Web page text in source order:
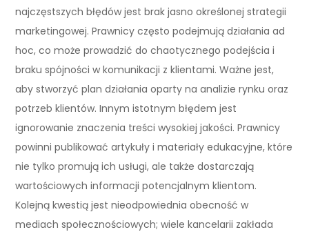
najczęstszych błędów jest brak jasno określonej strategii
marketingowej. Prawnicy często podejmują działania ad
hoc, co może prowadzić do chaotycznego podejścia i
braku spójności w komunikacji z klientami. Ważne jest,
aby stworzyć plan działania oparty na analizie rynku oraz
potrzeb klientów. Innym istotnym błędem jest
ignorowanie znaczenia treści wysokiej jakości. Prawnicy
powinni publikować artykuły i materiały edukacyjne, które
nie tylko promują ich usługi, ale także dostarczają
wartościowych informacji potencjalnym klientom.
Kolejną kwestią jest nieodpowiednia obecność w
mediach społecznościowych; wiele kancelarii zakłada